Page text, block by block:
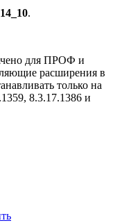
.
для ПРОФ и
расширения в
только на
8.3.17.1386 и